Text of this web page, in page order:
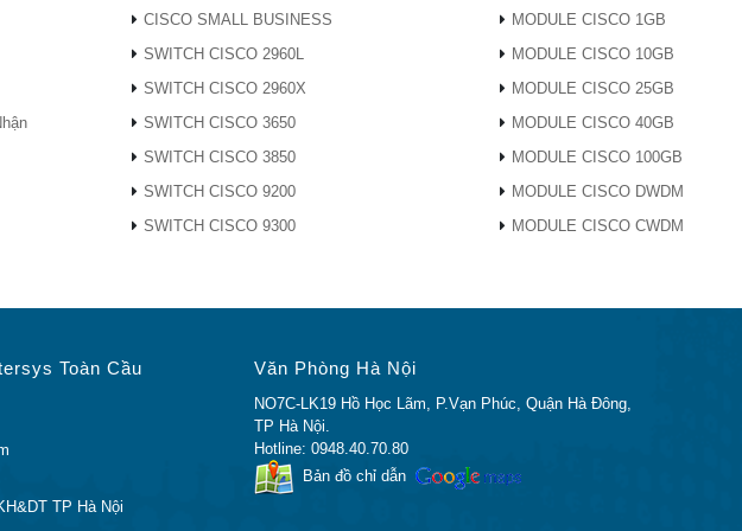
Gigabit Ethernet SFP / SFP + (bộ thu phát và cáp được hỗ trợ bao gồm Twinax
SFP-H10GB-CU3M, SFP-H10GB-CU5M, SFP-H10GB-ACU7M và SFP-H10GB-
SFP + SFP- 10G-SR, SFP-10G-SR-S, SFP-10G-LR và SFP-10G-LR-S; và SFP GLC-T,
Bộ thu phát Cisco Fabric Extender (FET-10G) và quang SFP + (SFP-10G-SR,
10G-LR và SFP-10G-LR-S)
Gigabit Ethernet SFP + cáp đồng Twinax thụ động (SFP-H10GB-CU1M, SFP-
CISCO SMALL BUSINESS
SWITCH CISCO 2960L
SWITCH CISCO 2960X
SWITCH CISCO 3650
SWITCH CISCO 3850
SWITCH CISCO 9200
SWITCH CISCO 9300
MODULE CISCO 1GB
MODULE CISCO 10GB
MODULE CISCO 25GB
MODULE CISCO 40GB
MODULE CISCO 100GB
MODULE CISCO DWDM
MODULE CISCO CWDM
Toàn Cầu
TP Hà Nội
Văn Phòng Hà Nội
NO7C-LK19 Hồ Học Lãm, P.Vạn Phúc, Quận Hà Đông,
TP Hà Nội.
Hotline: 0948.40.70.80
Bản đồ chỉ dẫn